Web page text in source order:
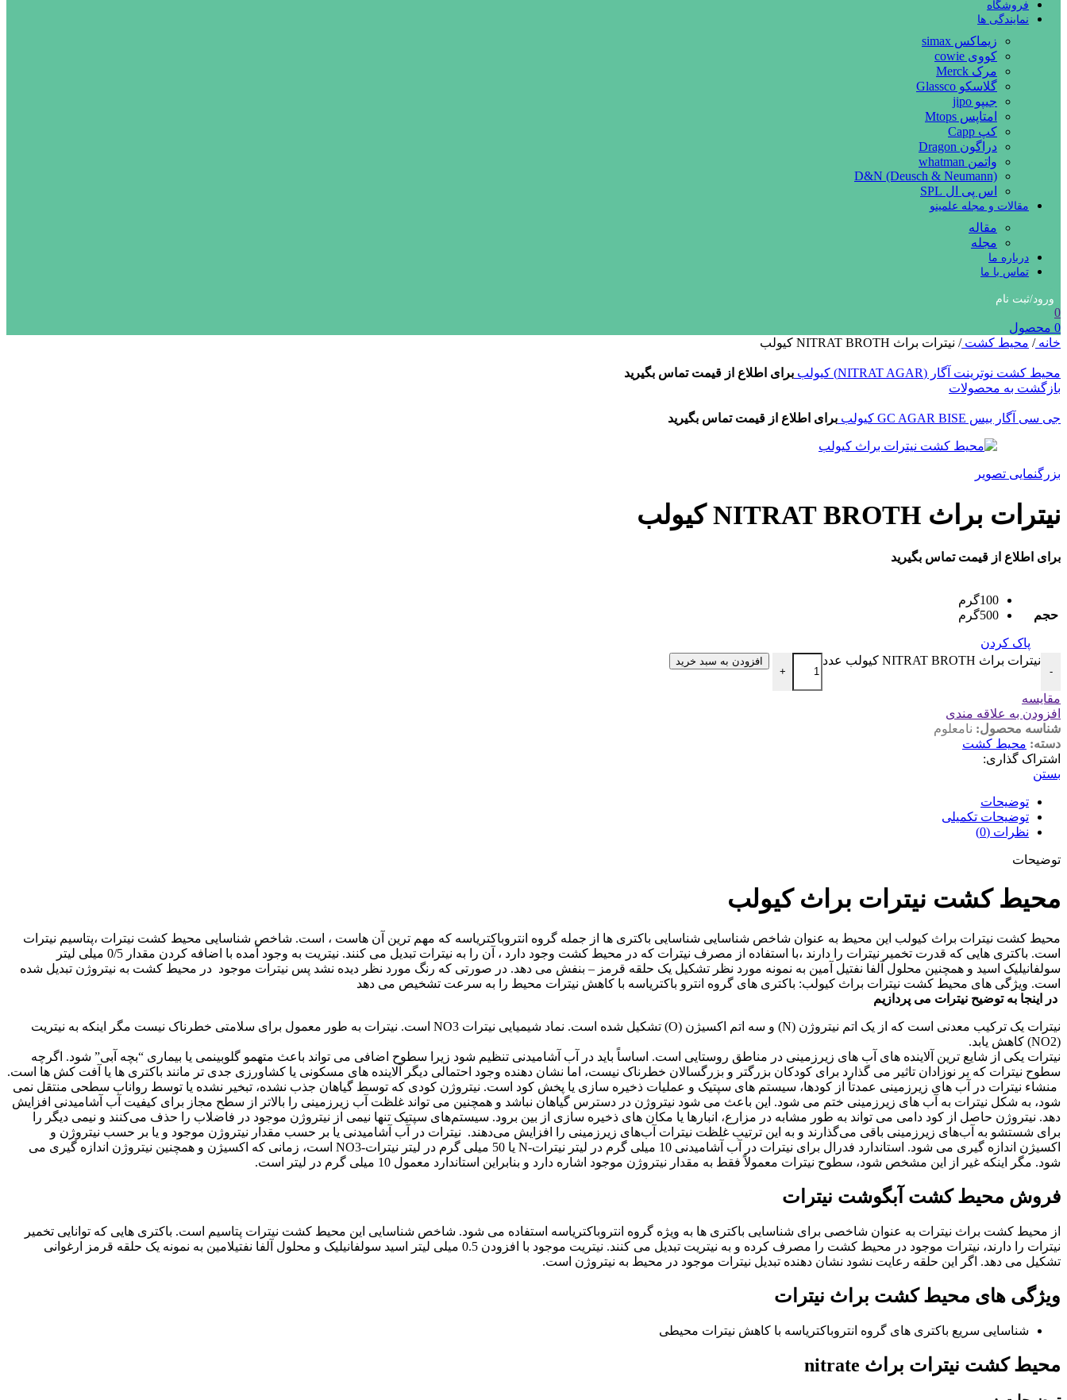
فروشگاه
نمایندگی ها
زیماکس simax
کووی cowie
مرک Merck
گلاسکو Glassco
جیپو jipo
امتاپس Mtops
کپ Capp
دراگون Dragon
واتمن whatman
D&N (Deusch & Neumann)
اس پی ال SPL
مقالات و مجله علمینو
مقاله
مجله
درباره ما
تماس با ما
ورود/ثبت نام
0
0 محصول
خانه/ محیط کشت/ نیترات براث NITRAT BROTH کیولب
محیط کشت نوترینت آگار (NITRAT AGAR) کیولب
برای اطلاع از قیمت تماس بگیرید
بازگشت به محصولات
جی سی آگار بیس GC AGAR BISE کیولب برای اطلاع از قیمت تماس بگیرید
بزرگنمایی تصویر
نیترات براث NITRAT BROTH کیولب
برای اطلاع از قیمت تماس بگیرید
حجم
100گرم
500گرم
پاک کردن
-
نیترات براث NITRAT BROTH کیولب عدد
+
افزودن به سبد خرید
مقایسه
افزودن به علاقه مندی
شناسه محصول: نامعلوم
دسته: محیط کشت
اشتراک گذاری:
بستن
توضیحات
توضیحات تکمیلی
نظرات (0)
توضیحات
محیط کشت نیترات براث کیولب
محیط کشت نیترات براث کیولب این محیط به عنوان شاخص شناسایی شناسایی باکتری ها از جمله گروه انتروباکتریاسه که مهم ترین آن هاست ، است. شاخص شناسایی محیط کشت نیترات ،پتاسیم نیترات
است. باکتری هایی که قدرت تخمیر نیترات را دارند ،با استفاده از مصرف نیترات که در محیط کشت وجود دارد ، آن را به نیترات تبدیل می کنند. نیتریت به وجود آمده با اضافه کردن مقدار 0/5 میلی لیتر
سولفانیلیک اسید و همچنین محلول آلفا نفتیل آمین به نمونه مورد نظر تشکیل یک حلقه قرمز – بنفش می دهد. در صورتی که رنگ مورد نظر دیده نشد پس نیترات موجود در محیط کشت به نیتروژن تبدیل شده
است. ویژگی های محیط کشت نیترات براث کیولب: باکتری های گروه انترو باکتریاسه با کاهش نیترات محیط را به سرعت تشخیص می دهد
در اینجا به توضیح نیترات می پردازیم
نیترات یک ترکیب معدنی است که از یک اتم نیتروژن (N) و سه اتم اکسیژن (O) تشکیل شده است. نماد شیمیایی نیترات NO3 است. نیترات به طور معمول برای سلامتی خطرناک نیست مگر اینکه به نیتریت
(NO2) کاهش یابد.
نیترات یکی از شایع ترین آلاینده های آب های زیرزمینی در مناطق روستایی است. اساساً باید در آب آشامیدنی تنظیم شود زیرا سطوح اضافی می تواند باعث متهمو گلوبینمی یا بیماری “بچه آبی” شود. اگرچه
سطوح نیترات که بر نوزادان تاثیر می گذارد برای کودکان بزرگتر و بزرگسالان خطرناک نیست، اما نشان دهنده وجود احتمالی دیگر آلاینده های مسکونی یا کشاورزی جدی تر مانند باکتری ها یا آفت کش ها است.
منشاء نیترات در آب های زیرزمینی عمدتاً از کودها، سیستم های سپتیک و عملیات ذخیره سازی یا پخش کود است. نیتروژن کودی که توسط گیاهان جذب نشده، تبخیر نشده یا توسط رواناب سطحی منتقل نمی
شود، به شکل نیترات به آب های زیرزمینی ختم می شود. این باعث می شود نیتروژن در دسترس گیاهان نباشد و همچنین می تواند غلظت آب زیرزمینی را بالاتر از سطح مجاز برای کیفیت آب آشامیدنی افزایش
دهد. نیتروژن حاصل از کود دامی می تواند به طور مشابه در مزارع، انبارها یا مکان های ذخیره سازی از بین برود. سیستم‌های سپتیک تنها نیمی از نیتروژن موجود در فاضلاب را حذف می‌کنند و نیمی دیگر را
برای شستشو به آب‌های زیرزمینی باقی می‌گذارند و به این ترتیب غلظت نیترات آب‌های زیرزمینی را افزایش می‌دهند. نیترات در آب آشامیدنی یا بر حسب مقدار نیتروژن موجود و یا بر حسب نیتروژن و
اکسیژن اندازه گیری می شود. استاندارد فدرال برای نیترات در آب آشامیدنی 10 میلی گرم در لیتر نیترات-N یا 50 میلی گرم در لیتر نیترات-NO3 است، زمانی که اکسیژن و همچنین نیتروژن اندازه گیری می
شود. مگر اینکه غیر از این مشخص شود، سطوح نیترات معمولاً فقط به مقدار نیتروژن موجود اشاره دارد و بنابراین استاندارد معمول 10 میلی گرم در لیتر است.
فروش محیط کشت آبگوشت نیترات
از محیط کشت براث نیترات به عنوان شاخصی برای شناسایی باکتری ها به ویژه گروه انتروباکتریاسه استفاده می شود. شاخص شناسایی این محیط کشت نیترات پتاسیم است. باکتری هایی که توانایی تخمیر
نیترات را دارند، نیترات موجود در محیط کشت را مصرف کرده و به نیتریت تبدیل می کنند. نیتریت موجود با افزودن 0.5 میلی لیتر اسید سولفانیلیک و محلول آلفا نفتیلامین به نمونه یک حلقه قرمز ارغوانی
تشکیل می دهد. اگر این حلقه رعایت نشود نشان دهنده تبدیل نیترات موجود در محیط به نیتروژن است.
ویژگی های محیط کشت براث نیترات
شناسایی سریع باکتری های گروه انتروباکتریاسه با کاهش نیترات محیطی
محیط کشت نیترات براث nitrate